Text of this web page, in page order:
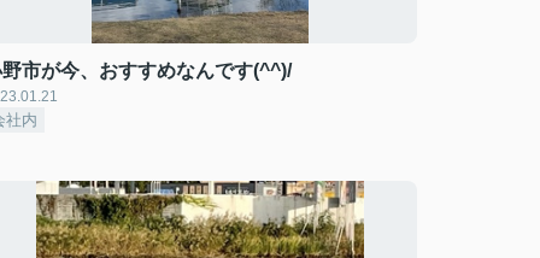
市が今、おすすめなんです(^^)/
社内